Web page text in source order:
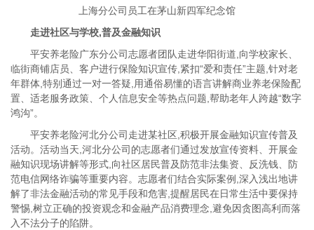
上海分公司员工在茅山新四军纪念馆
走进社区与学校,普及金融知识
平安养老险广东分公司志愿者团队走进华阳街道,向学校家长、
临街商铺店员、客户进行保险知识宣传,紧扣“爱和责任”主题,针对老
年群体,特别通过一对一答疑,用通俗易懂的语言讲解商业养老保险配
置、适老服务政策、个人信息安全等热点问题,帮助老年人跨越“数字
鸿沟”。
平安养老险河北分公司走进某社区,积极开展金融知识宣传普及
活动。活动当天,河北分公司的志愿者们通过发放宣传资料、开展金
融知识现场讲解等形式,向社区居民普及防范非法集资、反洗钱、防
范电信网络诈骗等重要内容。志愿者们结合实际案例,深入浅出地讲
解了非法金融活动的常见手段和危害,提醒居民在日常生活中要保持
警惕,树立正确的投资观念和金融产品消费理念,避免因贪图高利而落
入不法分子的陷阱。